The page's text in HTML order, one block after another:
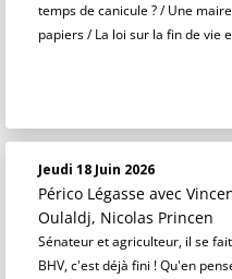
temps de canicule ? / Une
papiers / La loi sur la fin de vie
Jeudi 18 Juin 2026
Périco Légasse avec
Oulaldj, Nicolas Princen
Sénateur et agriculteur, il se
BHV, c'est déjà fini ! Qu'en